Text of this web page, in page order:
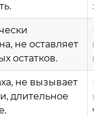
не оставляет
остатков.
не вызывает
длительное